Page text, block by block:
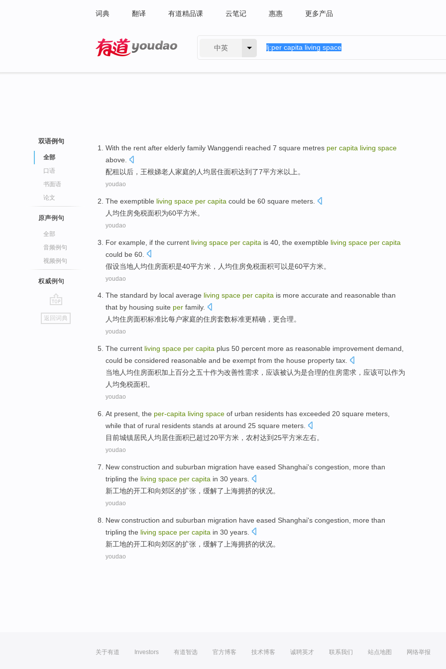
词典 翻译 有道精品课 云笔记 惠惠 更多产品
中英
双语例句
全部
口语
书面语
论文
原声例句
全部
音频例句
视频例句
权威例句
go
top
返回词典
With the rent after elderly family Wanggendi reached 7 square metres per capita living space
above
配租 以后， 王根娣老人家庭的 人均居住面积达到 了7平方米以上 。
youdao
The exemptible living space per capita could be 60 square meters
人均住房免税面积为60平方米。
youdao
For example, if the current living space per capita is 40 , the exemptible living space per capita
could be 60
假设当地人均住房面积是40平方米，人均住房免税面积可以是60平方米。
youdao
The standard by local average living space per capita is more accurate and reasonable than
that by housing suite per family.
人均住房面积标准比每户家庭的住房套数标准更精确 ， 更合理。
youdao
The current living space per capita plus 50 percent more as reasonable improvement demand
could be considered reasonable and be exempt from the house property tax.
当地人均住房面积加上百分之五十作为改善性需求 ， 应该被认为是合理的住房需求，应该可以作为
人均免税面积。
youdao
At present the per-capita living space of urban residents has exceeded 20 square meters,
while that of rural residents stands at around 25 square meters.
目前城镇居民 人均居住面积已超过20平方米 ， 农村达到 25平方米左右。
youdao
New construction and suburban migration have eased Shanghai's congestion, more than
tripling the living space per capita in 30 years.
新工地的开工和向郊区的扩张， 缓解了 上海拥挤的状况。
youdao
New construction and suburban migration have eased Shanghai's congestion, more than
tripling the living space per capita in 30 years.
新工地的开工和向郊区的扩张， 缓解了 上海拥挤的状况。
youdao
关于有道 Investors 有道智选 官方博客 技术博客 诚聘英才 联系我们 站点地图 网络举报